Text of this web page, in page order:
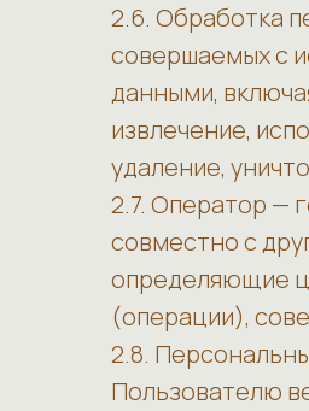
2.6. Обработка
совершаемых с
данными,
извлечение,
удаление,
2.7. Оператор —
совместно с
определяющие
(операции),
2.8.
Пользователю